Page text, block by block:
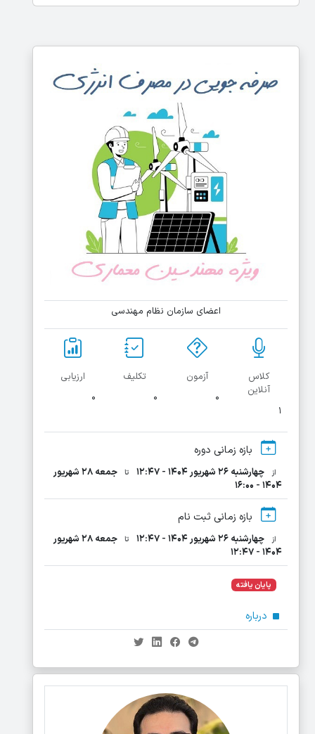
اعضای سازمان نظام مهندسی
کلاس
آنلاین
۱
آزمون
۰
تکلیف
۰
ارزیابی
۰
بازه زمانی دوره
از چهارشنبه ۲۶ شهریور ۱۴۰۴ - ۱۲:۴۷ تا
جمعه ۲۸ شهریور
۱۴۰۴ - ۱۶:۰۰
بازه زمانی ثبت نام
از چهارشنبه ۲۶ شهریور ۱۴۰۴ - ۱۲:۴۷ تا
جمعه ۲۸ شهریور
۱۴۰۴ - ۱۲:۴۷
پایان یافته
درباره